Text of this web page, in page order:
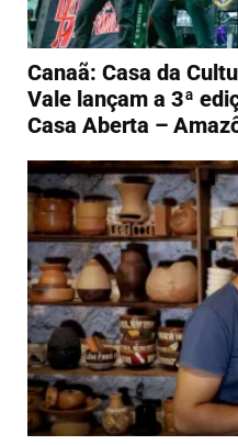
Canaã: Casa da
Vale lançam a 3ª
Casa Aberta –